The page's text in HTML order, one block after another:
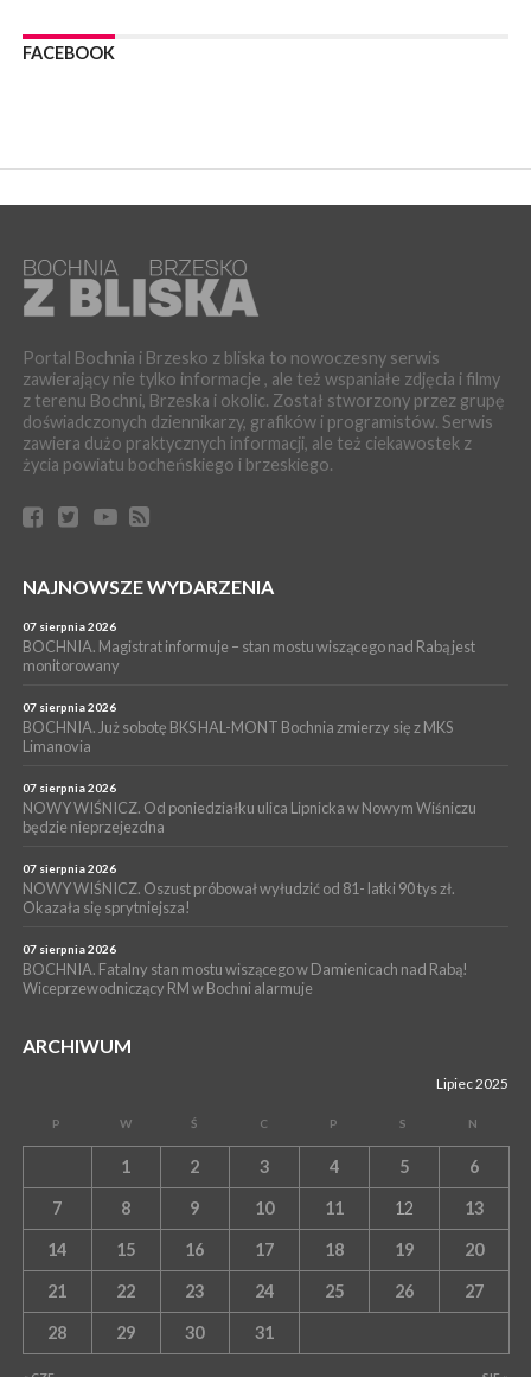
06 sierpnia 2026
POWIAT BRZESKI. W Wytrzyszczce karetka zderzyła się z
LIPNICA MUROWANA. Oddaj krew, pomóż potrzebującym!
KULTURA
Kopalni Soli Bochnia
WYDARZENIA
06 sierpnia 2026
BRZESKO. Lepsze warunki dla strażaków z OSP Okocim!
WYDARZENIA
06 sierpnia 2026
BORZĘCIN. Już w najbliższy weekend XIX Borzęckie Święto
PIELGRZYMKA 2026
Z BOCHNI NA JASNĄ GÓRĘ. Drugi dzień wędrówki [ZDJĘCIA]
WYDARZENIA
NASZ NEWS. Powstał Komitet Ochrony Ładu
Przestrzennego Miasta Bochnia. To odpowiedź na działania
magistratu
FACEBOOK
Portal Bochnia i Brzesko z bliska to nowoczesny serwis
zawierający nie tylko informacje , ale też wspaniałe zdjęcia i filmy
z terenu Bochni, Brzeska i okolic. Został stworzony przez grupę
doświadczonych dziennikarzy, grafików i programistów. Serwis
zawiera dużo praktycznych informacji, ale też ciekawostek z
życia powiatu bocheńskiego i brzeskiego.
NAJNOWSZE WYDARZENIA
07 sierpnia 2026
BOCHNIA. Magistrat informuje – stan mostu wiszącego nad Rabą jest
monitorowany
07 sierpnia 2026
BOCHNIA. Już sobotę BKS HAL-MONT Bochnia zmierzy się z MKS
Limanovia
07 sierpnia 2026
NOWY WIŚNICZ. Od poniedziałku ulica Lipnicka w Nowym Wiśniczu
będzie nieprzejezdna
07 sierpnia 2026
NOWY WIŚNICZ. Oszust próbował wyłudzić od 81- latki 90 tys zł.
Okazała się sprytniejsza!
07 sierpnia 2026
BOCHNIA. Fatalny stan mostu wiszącego w Damienicach nad Rabą!
Wiceprzewodniczący RM w Bochni alarmuje
ARCHIWUM
Lipiec 2025
P W Ś C P S N
1 2 3 4 5 6
7 8 9 10 11 12 13
14 15 16 17 18 19 20
21 22 23 24 25 26 27
28 29 30 31